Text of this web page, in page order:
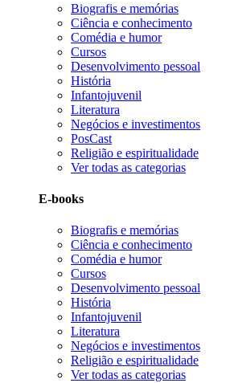
Biografis e memórias
Ciência e conhecimento
Comédia e humor
Cursos
Desenvolvimento pessoal
História
Infantojuvenil
Literatura
Negócios e investimentos
PosCast
Religião e espiritualidade
Ver todas as categorias
E-books
Biografis e memórias
Ciência e conhecimento
Comédia e humor
Cursos
Desenvolvimento pessoal
História
Infantojuvenil
Literatura
Negócios e investimentos
Religião e espiritualidade
Ver todas as categorias